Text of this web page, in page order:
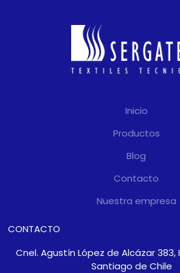
una
sea la
Inicio
Productos
Blog
Contacto
Nuestra empresa
CONTACTO
Cnel. Agustín López de Alcázar
Santiago de Chile